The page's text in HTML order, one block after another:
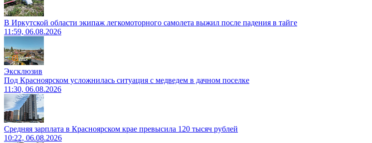
В Иркутской области экипаж легкомоторного самолета выжил после падения в тайге
11:59, 06.08.2026
Эксклюзив
Под Красноярском усложнилась ситуация с медведем в дачном поселке
11:30, 06.08.2026
Средняя зарплата в Красноярском крае превысила 120 тысяч рублей
10:22, 06.08.2026